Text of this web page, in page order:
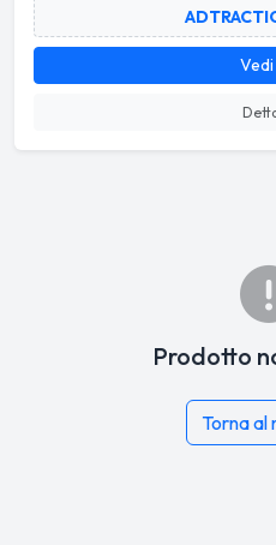
Vedi
Prodotto
Torna al